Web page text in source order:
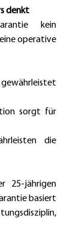
denkt
kein
operative
sorgt für
die
25-jährigen
basiert